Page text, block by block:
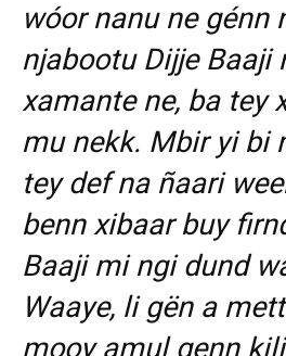
wóor nanu ne génn
njabootu Dijje Baaji
xamante ne, ba tey
mu nekk. Mbir yi bi
tey def na ñaari
benn xibaar buy
Baaji mi ngi dund
Waaye, li gën a
mooy amul genn